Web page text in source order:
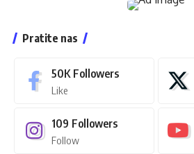
Pratite nas
50K Followers
Like
109 Followers
Follow